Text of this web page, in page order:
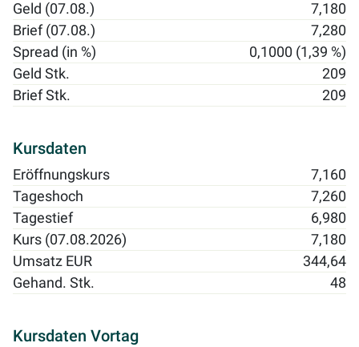
Geld (07.08.)
7,180
Brief (07.08.)
7,280
Spread (in %)
0,1000 (1,39 %)
Geld Stk.
209
Brief Stk.
209
Kursdaten
Eröffnungskurs
7,160
Tageshoch
7,260
Tagestief
6,980
Kurs (07.08.2026)
7,180
Umsatz EUR
344,64
Gehand. Stk.
48
Kursdaten Vortag